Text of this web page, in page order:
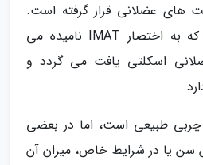
های عضلانی قرار گرفته است.
این چربی بین عضلانی که به اختصار IMAT نامیده می
اسکلتی یافت می گردد و
چربی طبیعی است، اما در بعضی
سن یا در شرایط خاص، میزان آن